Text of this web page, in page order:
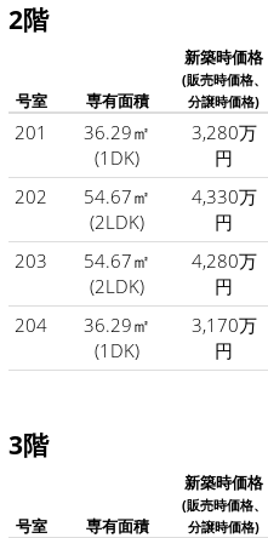
2階
号室 専有面積
新築時価格
(販売時価格、
分譲時価格)
201
36.29㎡
(1DK)
3,280万
円
202
54.67㎡
(2LDK)
4,330万
円
203
54.67㎡
(2LDK)
4,280万
円
204
36.29㎡
(1DK)
3,170万
円
3階
号室 専有面積
新築時価格
(販売時価格、
分譲時価格)